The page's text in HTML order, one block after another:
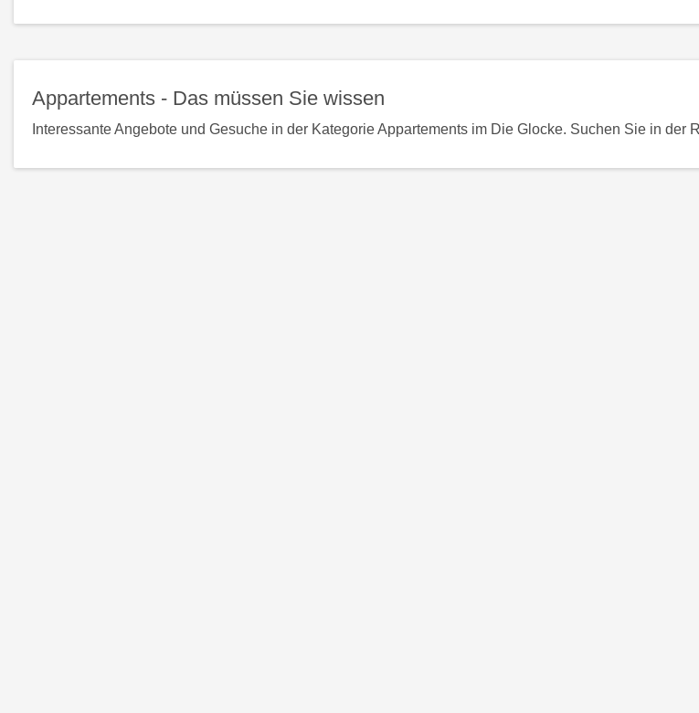
Appartements - Das müssen Sie wissen
Interessante Angebote und Gesuche in der Kategorie Appartements im Die Glocke. Suchen Sie in der